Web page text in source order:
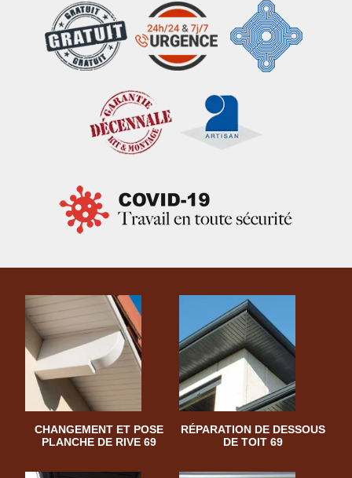
CHANGEMENT ET POSE
PLANCHE DE RIVE 69
RÉPARATION DE DESSOUS
DE TOIT 69